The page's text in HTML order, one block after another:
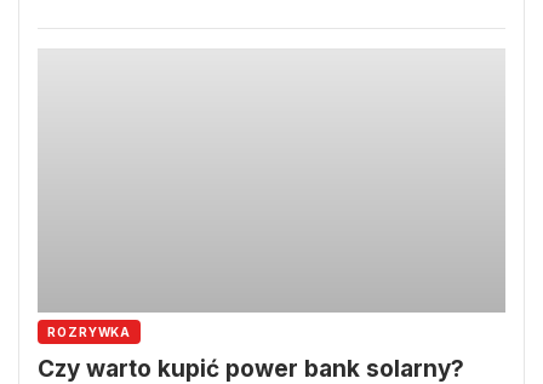
ROZRYWKA
Czy warto kupić power bank solarny?